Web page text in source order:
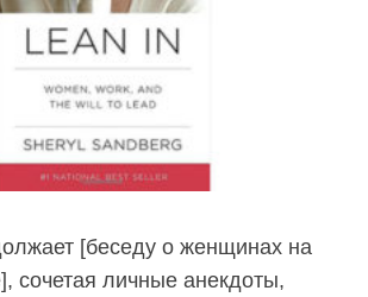
[беседу о женщинах на
сочетая личные анекдоты,